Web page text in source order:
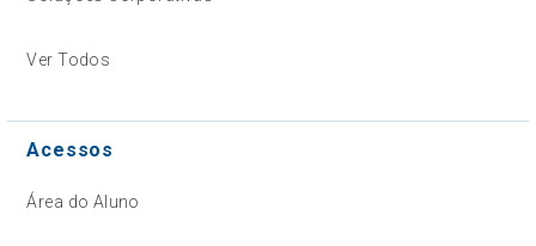
Ver Todos
Acessos
Área do Aluno